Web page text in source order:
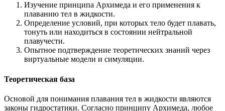
Изучение принципа Архимеда и его применения к
плаванию тел в жидкости.
Определение условий, при которых тело будет плавать,
тонуть или находиться в состоянии нейтральной
плавучести.
Опытное подтверждение теоретических знаний через
виртуальные модели и симуляции.
Теоретическая база
Основой для понимания плавания тел в жидкости являются
законы гидростатики. Согласно принципу Архимеда, любое